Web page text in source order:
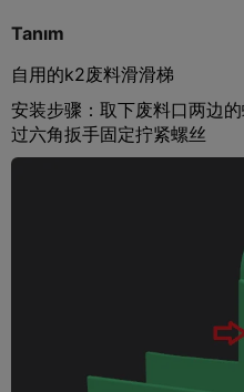
Tanım
自用的k2废料滑滑梯
安装步骤：取下废料口两边
过六角扳手固定拧紧螺丝